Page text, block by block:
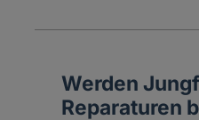
Werden
Reparaturen